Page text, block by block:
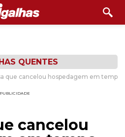
QUENTES
que cancelou hospedagem em tempo
PUBLICIDADE
cancelou